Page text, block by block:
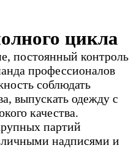
цикла
постоянный контроль
профессионалов
соблюдать
выпускать одежду с
качества.
партий
надписями и